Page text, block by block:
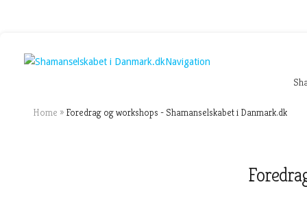
Navigation
Home » Foredrag og workshops - Shamanselskabet i Danmark.dk